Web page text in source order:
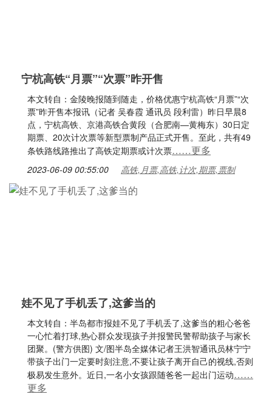
宁杭高铁“月票”“次票”昨开售
本文转自：金陵晚报随到随走，价格优惠宁杭高铁“月票”“次
票”昨开售本报讯（记者 吴春霞 通讯员 段利雷）昨日早晨8
点，宁杭高铁、京港高铁合黄段（合肥南—黄梅东）30日定
期票、20次计次票等新型票制产品正式开售。至此，共有49
条铁路线路推出了高铁定期票或计次票……更多
2023-06-09 00:55:00 高铁,月票,高铁,计次,期票,票制
娃不见了手机丢了,这爹当的
本文转自：半岛都市报娃不见了手机丢了,这爹当的粗心爸爸
一心忙着打球,热心群众发现孩子并报警民警帮助孩子与家长
团聚。(警方供图) 文/图半岛全媒体记者王洪智通讯员林宁宁
带孩子出门一定要时刻注意,不要让孩子离开自己的视线,否则
极易发生意外。近日,一名小女孩跟随爸爸一起出门运动……
更多